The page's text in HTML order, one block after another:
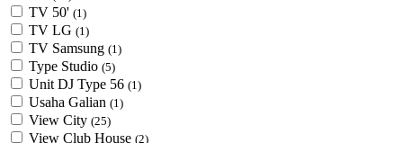
TV 50' (1)
TV LG (1)
TV Samsung (1)
Type Studio (5)
Unit DJ Type 56 (1)
Usaha Galian (1)
View City (25)
View Club House (2)